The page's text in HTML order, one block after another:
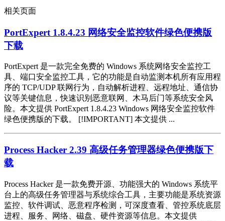
相关页面
PortExpert 1.8.4.23 网络安全监控软件绿色便携版
下载
PortExpert 是一款完全免费的 Windows 系统网络安全监控工
具、端口安全监控工具，它的功能是自动监测本机所有应用程
序的 TCP/UDP 联网行为，自动解析进程、远程地址、通信协
议等关键信息，快速识别恶意联网、木马后门等系统安全风
险。本文提供 PortExpert 1.8.4.23 Windows 网络安全监控软件
绿色便携版的下载。 [!IMPORTANT] 本文提供 ...
Process Hacker 2.39 高级任务管理器绿色便携版下
载
Process Hacker 是一款免费开源、功能强大的 Windows 系统平
台上的高级任务管理器与系统综合工具，主要功能是系统资源
监控、软件调试、恶意程序检测，可深度查看、管控系统底层
进程、服务、网络、磁盘、硬件资源等信息。本文提供